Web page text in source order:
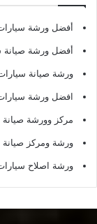
أفضل ورشة
أفضل ورشة
ورشة صيانة
افضل ورشة
مركز وورشة
ورشة ومركز
ورشة اصلاح